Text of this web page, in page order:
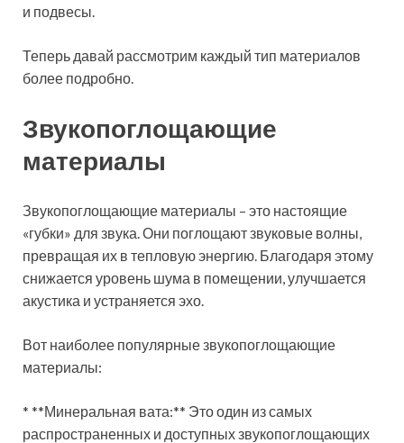
и подвесы.
Теперь давай рассмотрим каждый тип материалов
более подробно.
Звукопоглощающие
материалы
Звукопоглощающие материалы – это настоящие
«губки» для звука. Они поглощают звуковые волны,
превращая их в тепловую энергию. Благодаря этому
снижается уровень шума в помещении, улучшается
акустика и устраняется эхо.
Вот наиболее популярные звукопоглощающие
материалы:
* **Минеральная вата:** Это один из самых
распространенных и доступных звукопоглощающих